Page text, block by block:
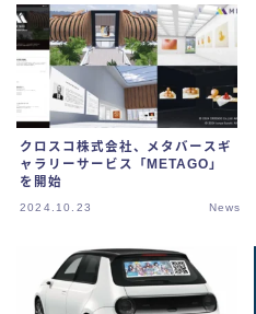
クロスコ株式会社、メタバースギ
ャラリーサービス「METAGO」
を開始
2024.10.23 News